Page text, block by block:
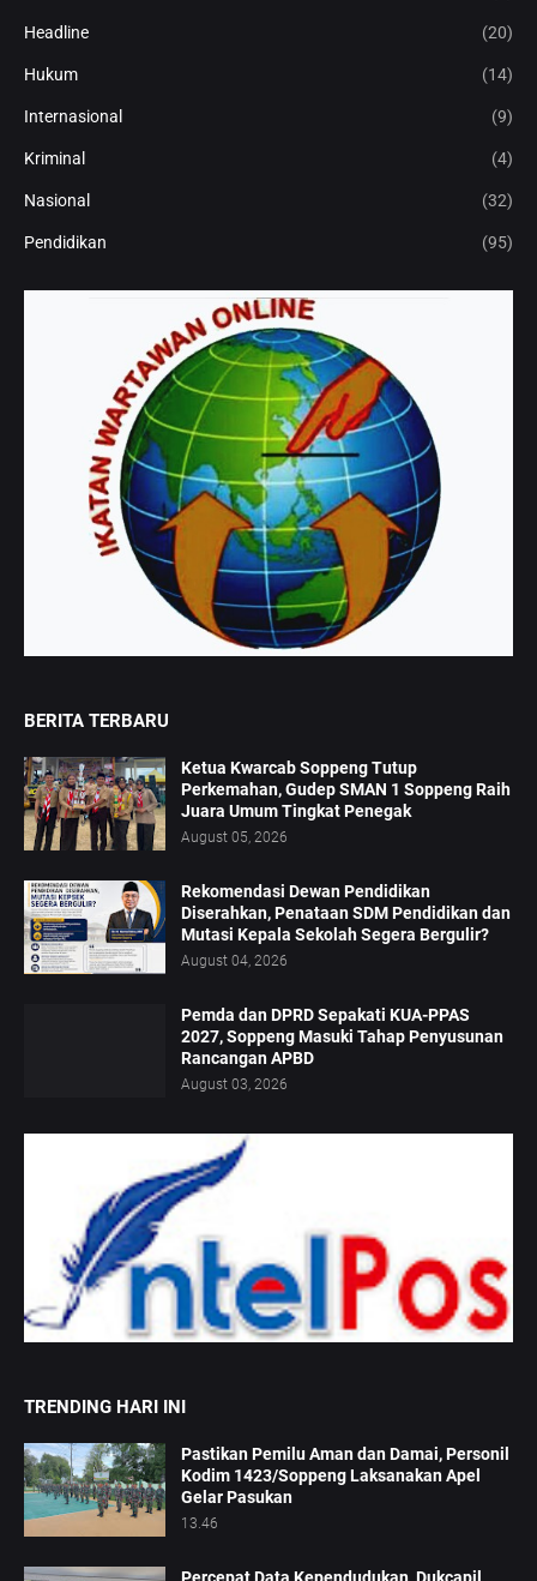
Headline (20)
Hukum (14)
Internasional (9)
Kriminal (4)
Nasional (32)
Pendidikan (95)
BERITA TERBARU
Ketua Kwarcab Soppeng Tutup
Perkemahan, Gudep SMAN 1 Soppeng Raih
Juara Umum Tingkat Penegak
August 05, 2026
Rekomendasi Dewan Pendidikan
Diserahkan, Penataan SDM Pendidikan dan
Mutasi Kepala Sekolah Segera Bergulir?
August 04, 2026
Pemda dan DPRD Sepakati KUA-PPAS
2027, Soppeng Masuki Tahap Penyusunan
Rancangan APBD
August 03, 2026
TRENDING HARI INI
Pastikan Pemilu Aman dan Damai, Personil
Kodim 1423/Soppeng Laksanakan Apel
Gelar Pasukan
13.46
Percepat Data Kependudukan, Dukcapil